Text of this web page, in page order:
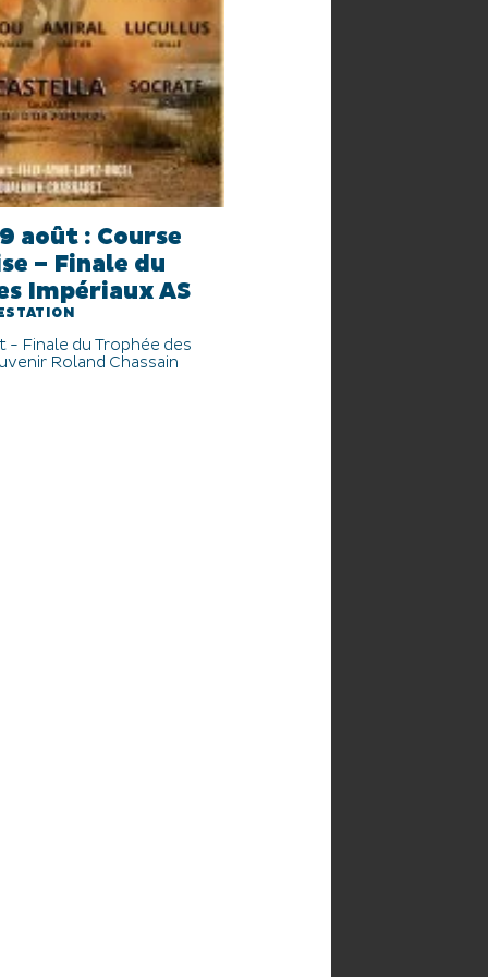
août : Course
– Finale du
Impériaux AS
- Finale du Trophée des
Roland Chassain